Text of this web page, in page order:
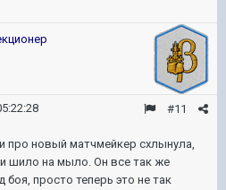
#11
про новый матчмейкер схлынула,
шило на мыло. Он все так же
просто теперь это не так